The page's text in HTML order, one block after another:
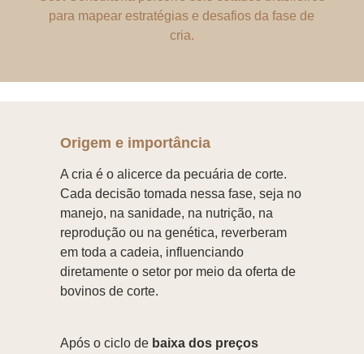
para mapear estratégias e desafios da fase de
cria.
Origem e importância
A cria é o alicerce da pecuária de corte.
Cada decisão tomada nessa fase, seja no
manejo, na sanidade, na nutrição, na
reprodução ou na genética, reverberam
em toda a cadeia, influenciando
diretamente o setor por meio da oferta de
bovinos de corte.
Após o ciclo de baixa dos preços